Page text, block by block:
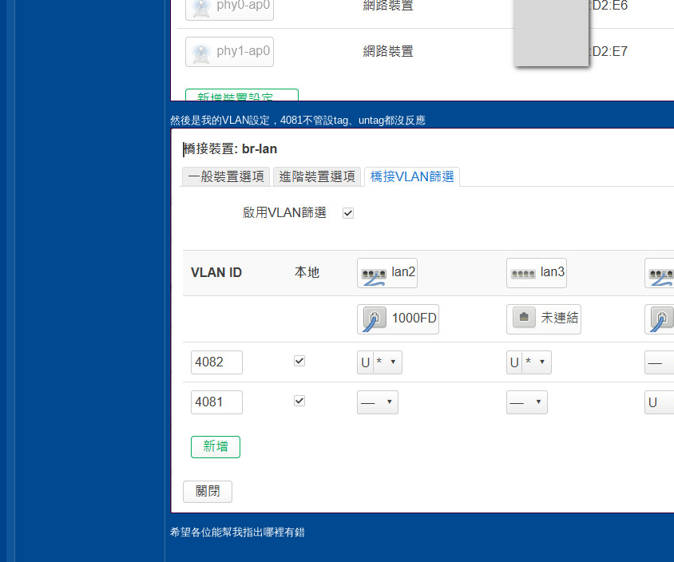
然後是我的VLAN設定，4081不管設tag、untag都沒反應
希望各位能幫我指出哪裡有錯